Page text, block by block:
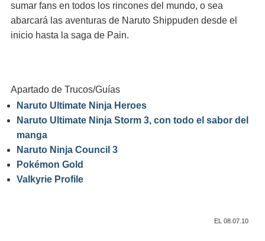
sumar fans en todos los rincones del mundo, o sea
abarcará las aventuras de Naruto Shippuden desde el
inicio hasta la saga de Pain.
Apartado de Trucos/Guías
Naruto Ultimate Ninja Heroes
Naruto Ultimate Ninja Storm 3, con todo el sabor del
manga
Naruto Ninja Council 3
Pokémon Gold
Valkyrie Profile
EL 08.07.10